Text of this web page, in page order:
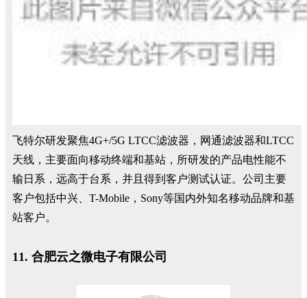
飞特尔研发聚焦4G+/5G LTCC滤波器，网通滤波器和LTCC
天线，主要面向移动终端和基站，所研发的产品电性能不
输日系，远高于台系，并且得到客户测试认证。公司主要
客户包括中兴、T-Mobile，Sony等国内外知名移动品牌和基
站客户。
11. 合肥云之微电子有限公司